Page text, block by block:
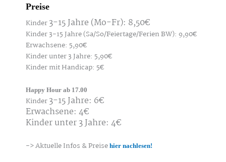
Preise
Kinder3-15 Jahre (Mo-Fr): 8,50€
Kinder 3-15 Jahre(Sa/So/Feiertage/Ferien BW): 9,90€
Erwachsene: 5,90€
Kinder unter 3 Jahre: 5,90€
Kinder mit Handicap: 5€
Happy Hour ab 17.00
Kinder3-15 Jahre: 6€
Erwachsene: 4€
Kinder unter 3 Jahre: 4€
-> Aktuelle Infos & Preisehier nachlesen!